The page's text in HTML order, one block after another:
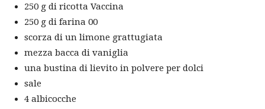
250 g di ricotta Vaccina
250 g di farina 00
scorza di un limone grattugiata
mezza bacca di vaniglia
una bustina di lievito in polvere per dolci
sale
4 albicocche